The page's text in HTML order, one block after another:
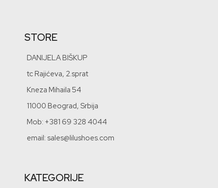
STORE
DANIJELA BIŠKUP
tc Rajićeva, 2.sprat
Kneza Mihaila 54
11000 Beograd, Srbija
Mob: +381 69 328 4044
email: sales@lilushoes.com
KATEGORIJE